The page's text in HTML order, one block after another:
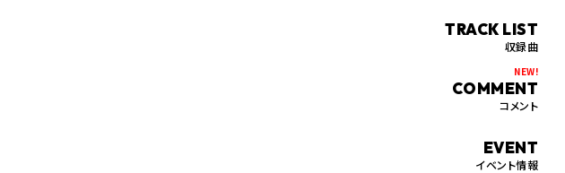
TRACK LIST
収録曲
COMMENT
コメント
EVENT
イベント情報